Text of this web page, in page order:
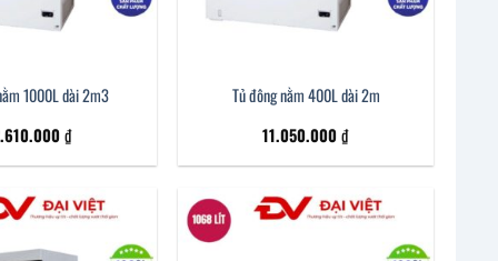
1000L dài 2m3
₫
Tủ đông nằm 400L dài 2m
11.050.000₫